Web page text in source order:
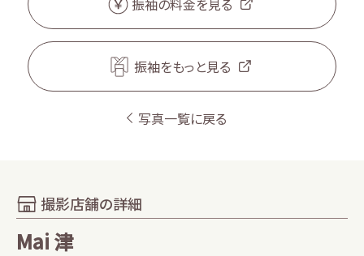
振袖の料金を見る
振袖をもっと見る
写真一覧に戻る
撮影店舗の詳細
Mai 津